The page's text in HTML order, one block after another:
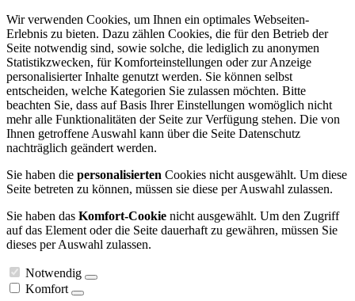
Wir verwenden Cookies, um Ihnen ein optimales Webseiten-
Erlebnis zu bieten. Dazu zählen Cookies, die für den Betrieb der
Seite notwendig sind, sowie solche, die lediglich zu anonymen
Statistikzwecken, für Komforteinstellungen oder zur Anzeige
personalisierter Inhalte genutzt werden. Sie können selbst
entscheiden, welche Kategorien Sie zulassen möchten. Bitte
beachten Sie, dass auf Basis Ihrer Einstellungen womöglich nicht
mehr alle Funktionalitäten der Seite zur Verfügung stehen. Die von
Ihnen getroffene Auswahl kann über die Seite Datenschutz
nachträglich geändert werden.
Sie haben die personalisierten Cookies nicht ausgewählt. Um diese
Seite betreten zu können, müssen sie diese per Auswahl zulassen.
Sie haben das Komfort-Cookie nicht ausgewählt. Um den Zugriff
auf das Element oder die Seite dauerhaft zu gewähren, müssen Sie
dieses per Auswahl zulassen.
Notwendig
Komfort